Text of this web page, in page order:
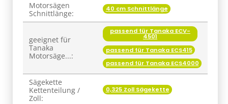
Motorsägen
Schnittlänge:
40 cm Schnittlänge
geeignet für
Tanaka
Motorsäge...:
passend für Tanaka ECV-
4501
passend für Tanaka ECS415
passend für Tanaka ECS4000
Sägekette
Kettenteilung /
Zoll:
0,325 Zoll Sägekette